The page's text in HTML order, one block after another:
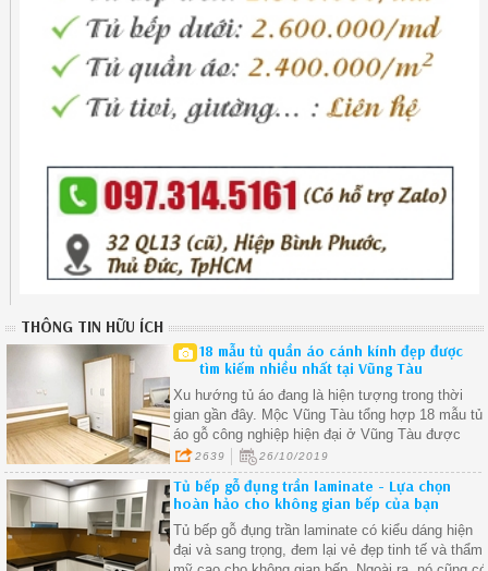
THÔNG TIN HỮU ÍCH
18 mẫu tủ quần áo cánh kính đẹp được
tìm kiếm nhiều nhất tại Vũng Tàu
Xu hướng tủ áo đang là hiện tượng trong thời
gian gần đây. Mộc Vũng Tàu tổng hợp 18 mẫu tủ
áo gỗ công nghiệp hiện đại ở Vũng Tàu được
quan tâm nhất.
2639 26/10/2019
Tủ bếp gỗ đụng trần laminate - Lựa chọn
hoàn hảo cho không gian bếp của bạn
Tủ bếp gỗ đụng trần laminate có kiểu dáng hiện
đại và sang trọng, đem lại vẻ đẹp tinh tế và thẩm